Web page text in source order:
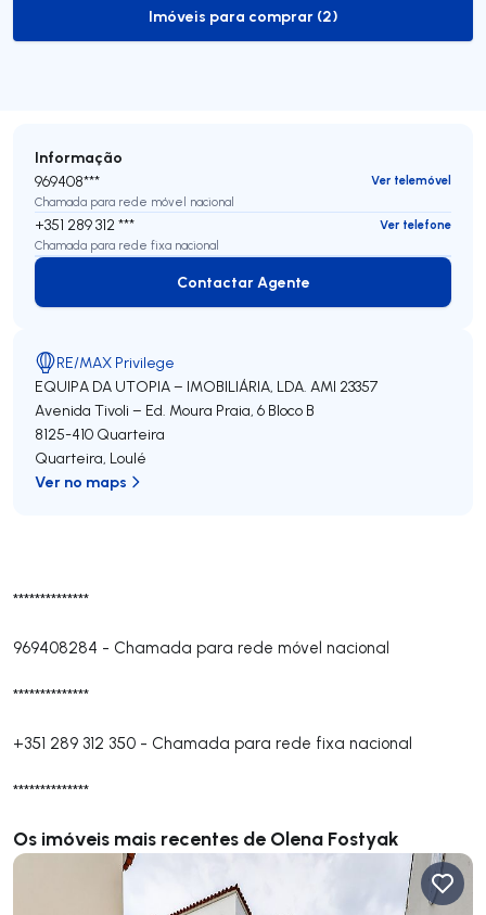
to-buy-listing
Imóveis para comprar (2)
**************
969408284 - Chamada para rede móvel nacional
**************
+351 289 312 350 - Chamada para rede fixa nacional
**************
Os imóveis mais recentes de Olena Fostyak
Informação
969408***
Ver telemóvel
Chamada para rede móvel nacional
+351 289 312 ***
Ver telefone
Chamada para rede fixa nacional
Contactar Agente
Contactar Agente
RE/MAX Privilege
EQUIPA DA UTOPIA – IMOBILIÁRIA, LDA. AMI 23357
Avenida Tivoli – Ed. Moura Praia, 6 Bloco B
8125-410 Quarteira
Quarteira, Loulé
Ver no maps